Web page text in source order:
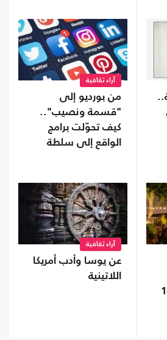
آراء ثقافية
من بورديو إلى
"قسمة ونصيب"..
كيف تحوّلت برامج
الواقع إلى سلطة
180
آراء ثقافية
عن يوسا وأدب أمريكا
اللاتينية